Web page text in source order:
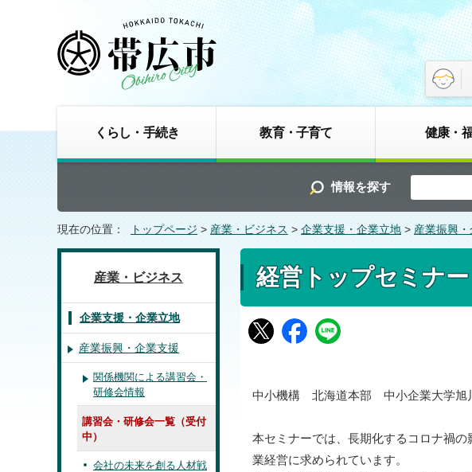
くらし・手続き 教育・子育て 健康・
情報を探す
現在の位置： トップページ > 産業・ビジネス > 企業支援・企業立地 > 産業振興
経営トップセミナー
中小機構 北海道本部 中小企業大学旭
本セミナーでは、長期化するコロナ禍
業経営に求められています。
産業・ビジネス
企業支援・企業立地
産業振興・企業支援
関係機関による講習会・
研修会情報
講習会・研修会一覧（受付
中）
会社の未来を創る人材戦